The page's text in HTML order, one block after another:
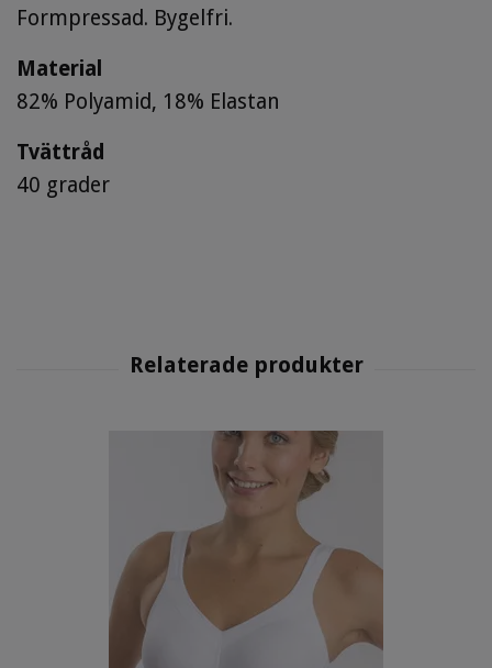
Formpressad. Bygelfri.
Material
82% Polyamid, 18% Elastan
Tvättråd
40 grader